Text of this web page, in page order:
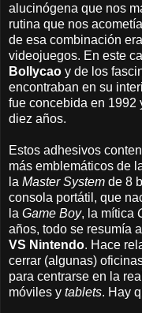
alucinógena que nos
rutina que nos
de esa combinación
videojuegos. En este
Bollycao y de los
encontraban en su
fue concebida en 1992
diez años.
Estos adhesivos
más emblemáticos de
la Master System de 8
consola portátil, que
la Game Boy, la mítica
años, todo se resumía
VS Nintendo. Hace
cerrar (algunas)
para centrarse en la
móviles y tablets. Hay